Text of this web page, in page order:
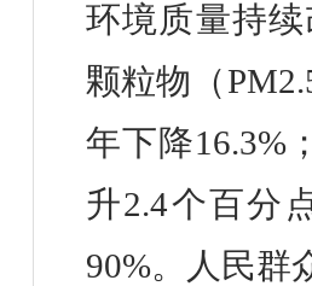
环境质量持
颗粒物（
年下降16.3%
升2.4个百分
90%。人民群